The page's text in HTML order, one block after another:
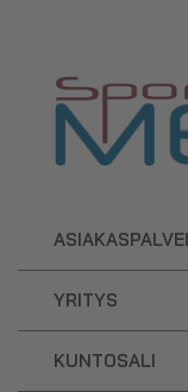
YRITYS
KUNTOSALI